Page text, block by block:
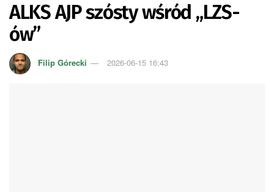
ALKS AJP szósty wśród „LZS-
ów”
Filip Górecki 2026-06-15 16:43